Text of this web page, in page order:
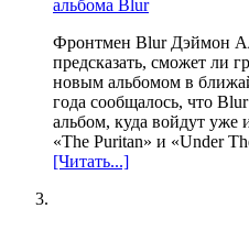
Фронтмен Blur Дэймон
предсказать, сможет ли
новым альбомом в
года сообщалось, что
альбом, куда войдут уже
«The Puritan» и «Under
[Читать...]